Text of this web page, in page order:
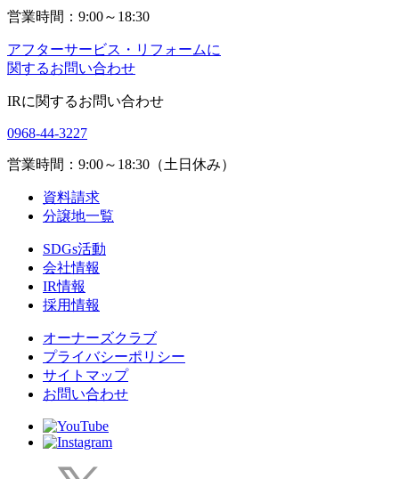
営業時間：9:00～18:30
アフターサービス・リフォームに
関するお問い合わせ
IRに関するお問い合わせ
0968-44-3227
営業時間：9:00～18:30（土日休み）
資料請求
分譲地一覧
SDGs活動
会社情報
IR情報
採用情報
オーナーズクラブ
プライバシーポリシー
サイトマップ
お問い合わせ